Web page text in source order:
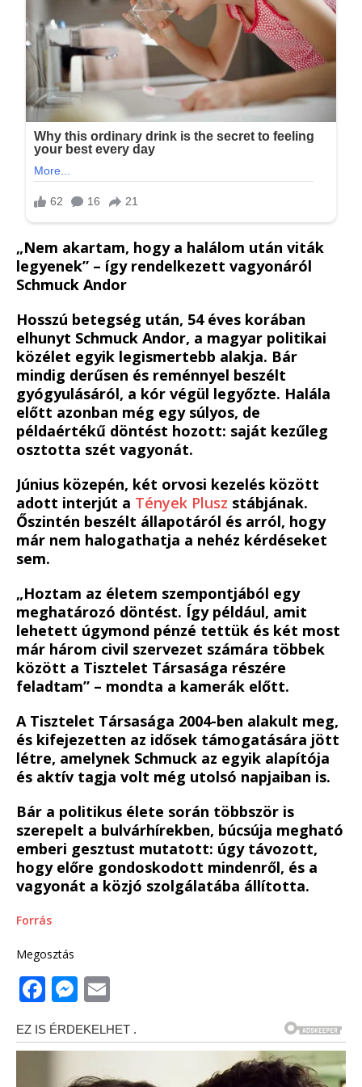
„Nem akartam, hogy a halálom után viták
legyenek” – így rendelkezett vagyonáról
Schmuck Andor
Hosszú betegség után, 54 éves korában
elhunyt Schmuck Andor, a magyar politikai
közélet egyik legismertebb alakja. Bár
mindig derűsen és reménnyel beszélt
gyógyulásáról, a kór végül legyőzte. Halála
előtt azonban még egy súlyos, de
példaértékű döntést hozott: saját kezűleg
osztotta szét vagyonát.
Június közepén, két orvosi kezelés között
adott interjút a Tények Plusz stábjának.
Őszintén beszélt állapotáról és arról, hogy
már nem halogathatja a nehéz kérdéseket
sem.
„Hoztam az életem szempontjából egy
meghatározó döntést. Így például, amit
lehetett úgymond pénzé tettük és két most
már három civil szervezet számára többek
között a Tisztelet Társasága részére
feladtam” – mondta a kamerák előtt.
A Tisztelet Társasága 2004-ben alakult meg,
és kifejezetten az idősek támogatására jött
létre, amelynek Schmuck az egyik alapítója
és aktív tagja volt még utolsó napjaiban is.
Bár a politikus élete során többször is
szerepelt a bulvárhírekben, búcsúja megható
emberi gesztust mutatott: úgy távozott,
hogy előre gondoskodott mindenről, és a
vagyonát a közjó szolgálatába állította.
Forrás
Megosztás
F
a
c
M
ss
e
ai